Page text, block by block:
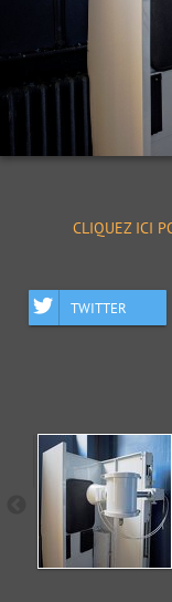
CLIQUEZ ICI
TWITTER